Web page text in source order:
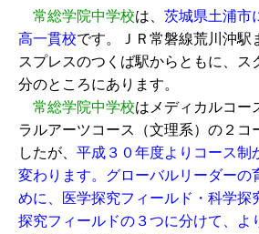
常総学院中学校は、 茨城県土浦市
高一貫校です。ＪＲ常磐線荒川沖駅
スプレスのつくば駅からともに、ス
分のところにあります。
常総学院中学校はメディカルコー
ラルアーツコース（文理系）の２コ
したが、 平成３０年度よりコース制
変わります。グローバルリーダーの
めに、医学探究フィールド・科学探
探究フィールドの３つに分けて、よ